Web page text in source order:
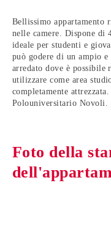
Bellissimo appartamento
nelle camere. Dispone di
ideale per studenti e
può godere di un ampio e
arredato dove è possibile
utilizzare come area
completamente
Polouniversitario Novoli.
Foto della